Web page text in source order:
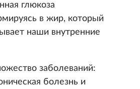
глюкоза
в жир, который
наши внутренние
заболеваний:
болезнь и